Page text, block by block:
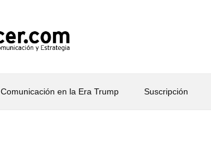
Comunicación en la Era Trump Suscripción